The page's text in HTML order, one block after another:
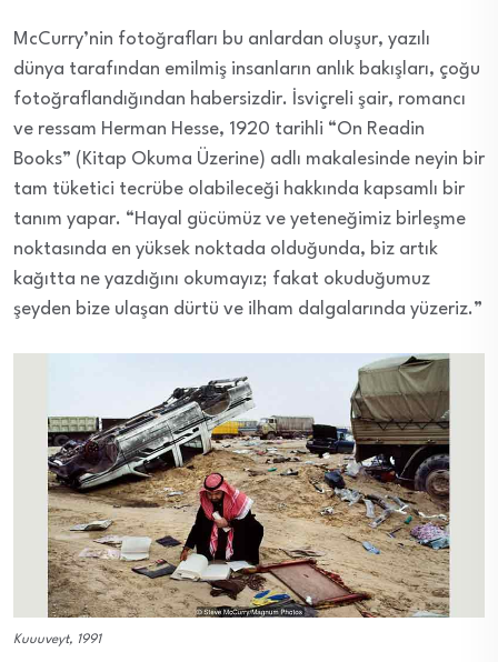
McCurry’nin fotoğrafları bu anlardan oluşur, yazılı
dünya tarafından emilmiş insanların anlık bakışları, çoğu
fotoğraflandığından habersizdir. İsviçreli şair, romancı
ve ressam Herman Hesse, 1920 tarihli “On Readin
Books” (Kitap Okuma Üzerine) adlı makalesinde neyin bir
tam tüketici tecrübe olabileceği hakkında kapsamlı bir
tanım yapar. “Hayal gücümüz ve yeteneğimiz birleşme
noktasında en yüksek noktada olduğunda, biz artık
kağıtta ne yazdığını okumayız; fakat okuduğumuz
şeyden bize ulaşan dürtü ve ilham dalgalarında yüzeriz.”
Kuuuveyt, 1991